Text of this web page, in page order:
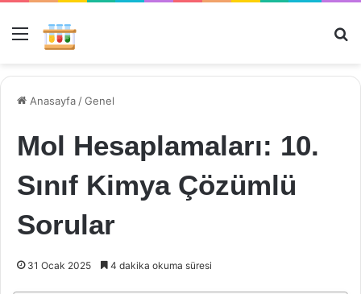
Menü
Anasayfa /Genel
Mol Hesaplamaları: 10.
Sınıf Kimya Çözümlü
Sorular
31 Ocak 2025 4 dakika okuma süresi